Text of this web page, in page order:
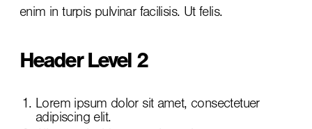
enim in turpis pulvinar facilisis. Ut felis.
Header Level 2
Lorem ipsum dolor sit amet, consectetuer
adipiscing elit.